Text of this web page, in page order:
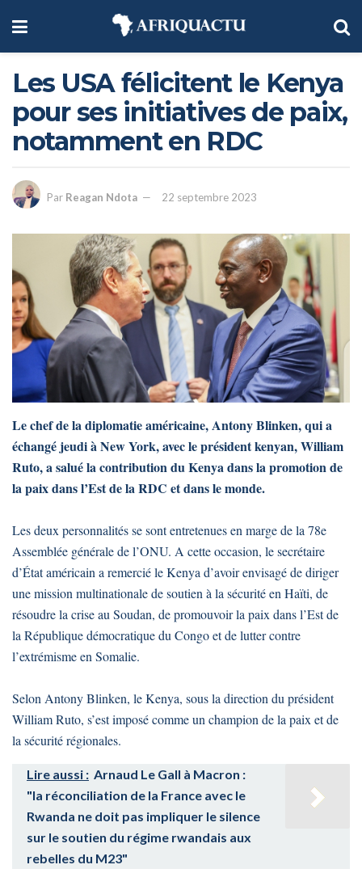
Les USA félicitent le Kenya
pour ses initiatives de paix,
notamment en RDC
Par Reagan Ndota 22 septembre 2023
Le chef de la diplomatie américaine, Antony Blinken, qui a
échangé jeudi à New York, avec le président kenyan, William
Ruto, a salué la contribution du Kenya dans la promotion de
la paix dans l’Est de la RDC et dans le monde.
Les deux personnalités se sont entretenues en marge de la 78e
Assemblée générale de l’ONU. A cette occasion, le secrétaire
d’État américain a remercié le Kenya d’avoir envisagé de diriger
une mission multinationale de soutien à la sécurité en Haïti, de
résoudre la crise au Soudan, de promouvoir la paix dans l’Est de
la République démocratique du Congo et de lutter contre
l’extrémisme en Somalie.
Selon Antony Blinken, le Kenya, sous la direction du président
William Ruto, s’est imposé comme un champion de la paix et de
la sécurité régionales.
Lire aussi : Arnaud Le Gall à Macron :
"la réconciliation de la France avec le
Rwanda ne doit pas impliquer le silence
sur le soutien du régime rwandais aux
rebelles du M23"